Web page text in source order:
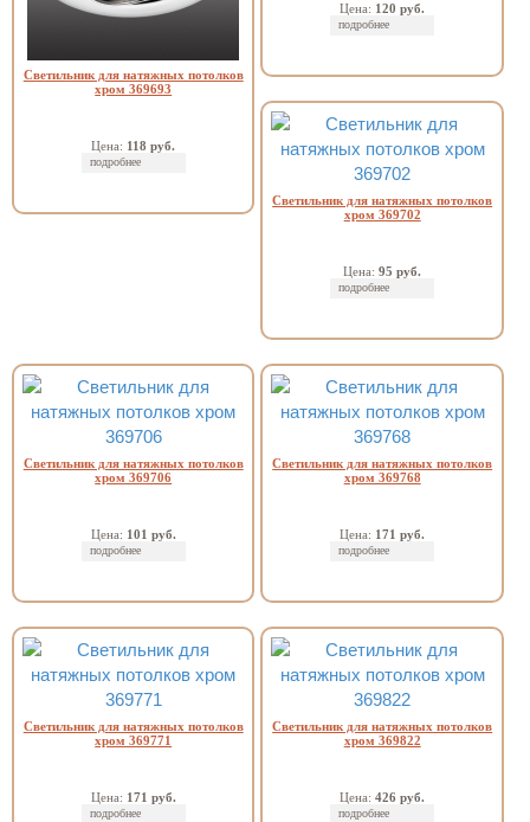
Светильник для натяжных потолков
хром 369693
Цена: 118 руб.
подробнее
Цена: 120 руб.
подробнее
Светильник для натяжных потолков
хром 369702
Цена:95 руб.
подробнее
Светильник для натяжных потолков
хром 369706
Цена: 101 руб.
подробнее
Светильник для натяжных потолков
хром 369768
Цена: 171 руб.
подробнее
Светильник для натяжных потолков
хром 369771
Цена: 171 руб.
подробнее
Светильник для натяжных потолков
хром 369822
Цена:426 руб.
подробнее